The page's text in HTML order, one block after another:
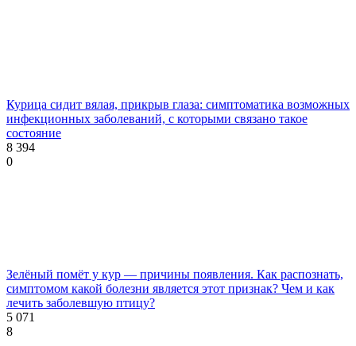
Курица сидит вялая, прикрыв глаза: симптоматика возможных
инфекционных заболеваний, с которыми связано такое
состояние
8 394
0
Зелёный помёт у кур — причины появления. Как распознать,
симптомом какой болезни является этот признак? Чем и как
лечить заболевшую птицу?
5 071
8